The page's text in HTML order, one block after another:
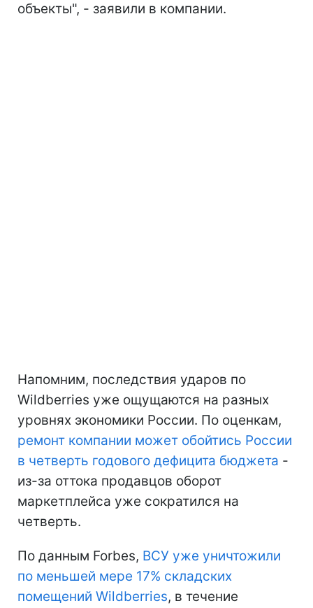
объекты", - заявили в компании.
Напомним, последствия ударов по
Wildberries уже ощущаются на разных
уровнях экономики России. По оценкам,
ремонт компании может обойтись России
в четверть годового дефицита бюджета -
из-за оттока продавцов оборот
маркетплейса уже сократился на
четверть.
По данным Forbes, ВСУ уже уничтожили
по меньшей мере 17% складских
помещений Wildberries, в течение